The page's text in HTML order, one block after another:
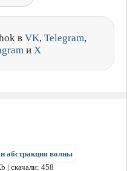
в VK, Telegram,
и X
абстракция волны
| скачали: 458